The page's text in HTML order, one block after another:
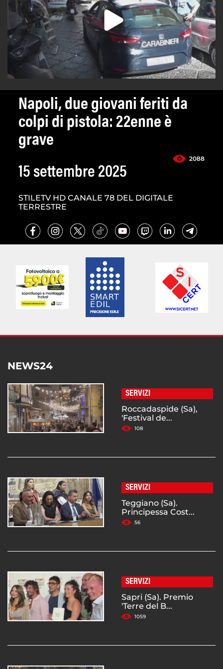
Napoli, due giovani feriti da
colpi di pistola: 22enne è
grave
2088
15 settembre 2025
STILETV HD CANALE 78 DEL DIGITALE
TERRESTRE
NEWS24
SERVIZI
Roccadaspide (Sa),
'Festival de...
108
SERVIZI
Teggiano (Sa).
Principessa Cost...
56
SERVIZI
Sapri (Sa). Premio
'Terre del B...
1059